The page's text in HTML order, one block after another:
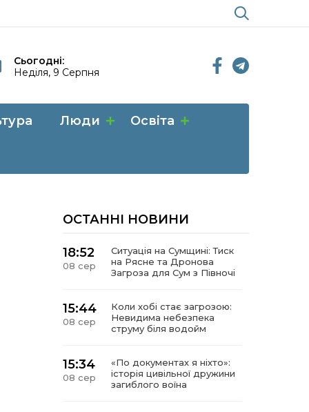
Сьогодні:
Неділя, 9 Серпня
Люди Освіта
ОСТАННІ НОВИНИ
18:52
08 сер
Ситуація на Сумщині: Тиск
на Рясне та Дронова
Загроза для Сум з Півночі
15:44
08 сер
Коли хобі стає загрозою:
Невидима небезпека
струму біля водойм
15:34
08 сер
«По документах я ніхто»:
історія цивільної дружини
загиблого воїна